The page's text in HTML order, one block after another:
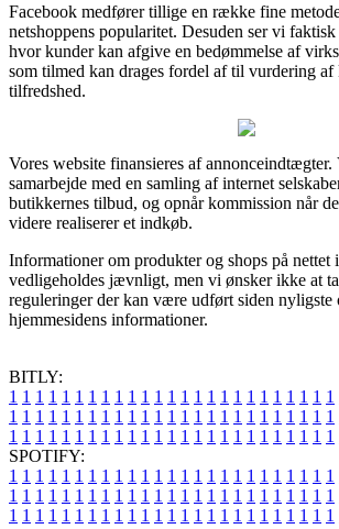
Facebook medfører tillige en række fine
netshoppens popularitet. Desuden ser vi
hvor kunder kan afgive en bedømmelse af
som tilmed kan drages fordel af til vurdering af
tilfredshed.
Vores website finansieres af annonceindtægter.
samarbejde med en samling af internet
butikkernes tilbud, og opnår kommission når
videre realiserer et indkøb.
Informationer om produkter og shops på nettet
vedligeholdes jævnligt, men vi ønsker ikke at
reguleringer der kan være udført siden nyligste
hjemmesidens informationer.
BITLY:
1 1 1 1 1 1 1 1 1 1 1 1 1 1 1 1 1 1 1 1 1 1 1 1 1
1 1 1 1 1 1 1 1 1 1 1 1 1 1 1 1 1 1 1 1 1 1 1 1 1
1 1 1 1 1 1 1 1 1 1 1 1 1 1 1 1 1 1 1 1 1 1 1 1 1
SPOTIFY:
1 1 1 1 1 1 1 1 1 1 1 1 1 1 1 1 1 1 1 1 1 1 1 1 1
1 1 1 1 1 1 1 1 1 1 1 1 1 1 1 1 1 1 1 1 1 1 1 1 1
1 1 1 1 1 1 1 1 1 1 1 1 1 1 1 1 1 1 1 1 1 1 1 1 1